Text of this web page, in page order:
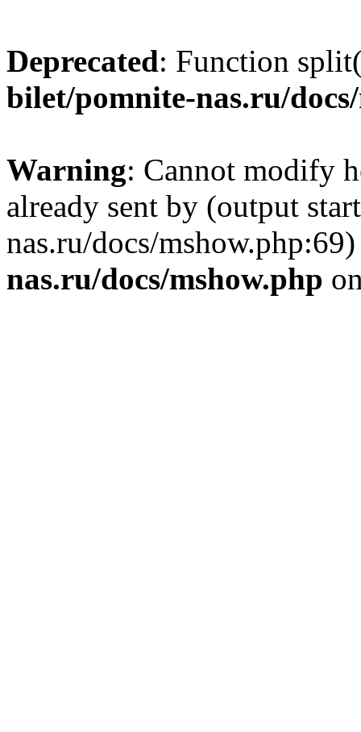
Deprecated: Function
bilet/pomnite-nas.ru/
Warning: Cannot modify
already sent by (output
nas.ru/docs/
nas.ru/docs/mshow.php